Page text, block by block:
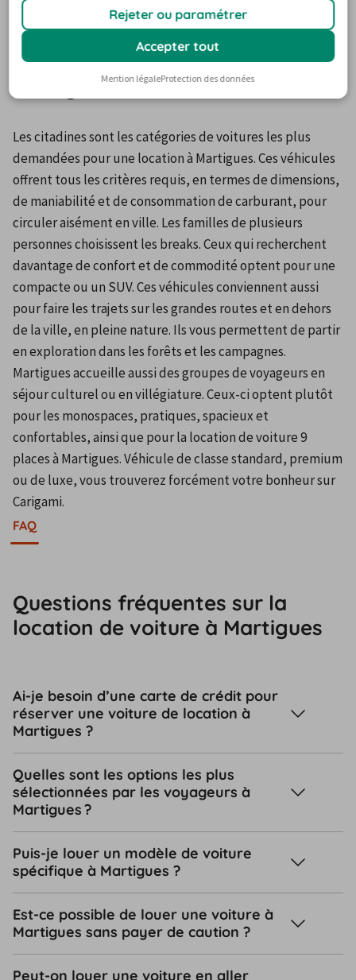
Les catégories et les classes de
voitures les plus réservées à
Martigues
Les citadines sont les catégories de voitures les plus
demandées pour une location à Martigues. Ces véhicules
offrent tous les critères requis, en termes de dimensions,
de maniabilité et de consommation de carburant, pour
circuler aisément en ville. Les familles de plusieurs
personnes choisissent les breaks. Ceux qui recherchent
davantage de confort et de commodité optent pour une
compacte ou un SUV. Ces véhicules conviennent aussi
pour faire les trajets sur les grandes routes et en dehors
de la ville, en pleine nature. Ils vous permettent de partir
en exploration dans les forêts et les campagnes.
Martigues accueille aussi des groupes de voyageurs en
séjour culturel ou en villégiature. Ceux-ci optent plutôt
pour les monospaces, pratiques, spacieux et
confortables, ainsi que pour la location de voiture 9
places à Martigues. Véhicule de classe standard, premium
ou de luxe, vous trouverez forcément votre bonheur sur
Carigami.
FAQ
Questions fréquentes sur la
location de voiture à Martigues
Ai-je besoin d’une carte de crédit pour
réserver une voiture de location à
Martigues ?
Quelles sont les options les plus
sélectionnées par les voyageurs à
Martigues ?
Puis-je louer un modèle de voiture
spécifique à Martigues ?
Est-ce possible de louer une voiture à
Martigues sans payer de caution ?
Peut-on louer une voiture en aller
Rejeter ou paramétrer
Accepter tout
Mention légaleProtection des données